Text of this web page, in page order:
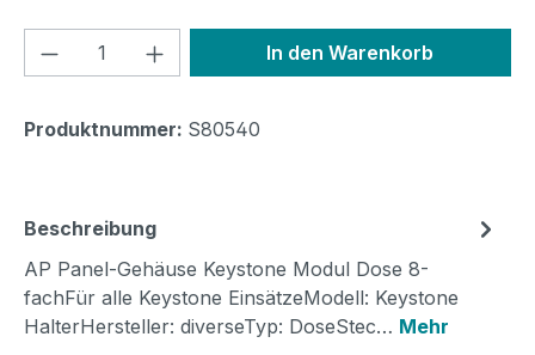
Produkt Anzahl: Gib denIn den Warenkorb
Produktnummer: S80540
Beschreibung
AP Panel-Gehäuse Keystone Modul Dose 8-
fachFür alle Keystone EinsätzeModell: Keystone
HalterHersteller: diverseTyp: DoseStec… Mehr